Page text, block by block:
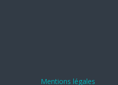
Mentions légales